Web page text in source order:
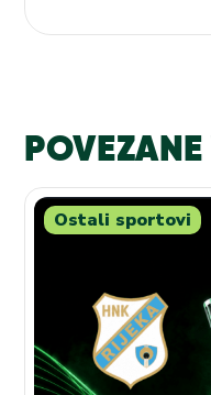
POVEZANE
Ostali sportovi